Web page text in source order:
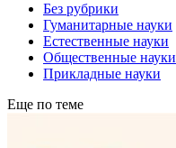
Без рубрики
Гуманитарные науки
Естественные науки
Общественные науки
Прикладные науки
Еще по теме